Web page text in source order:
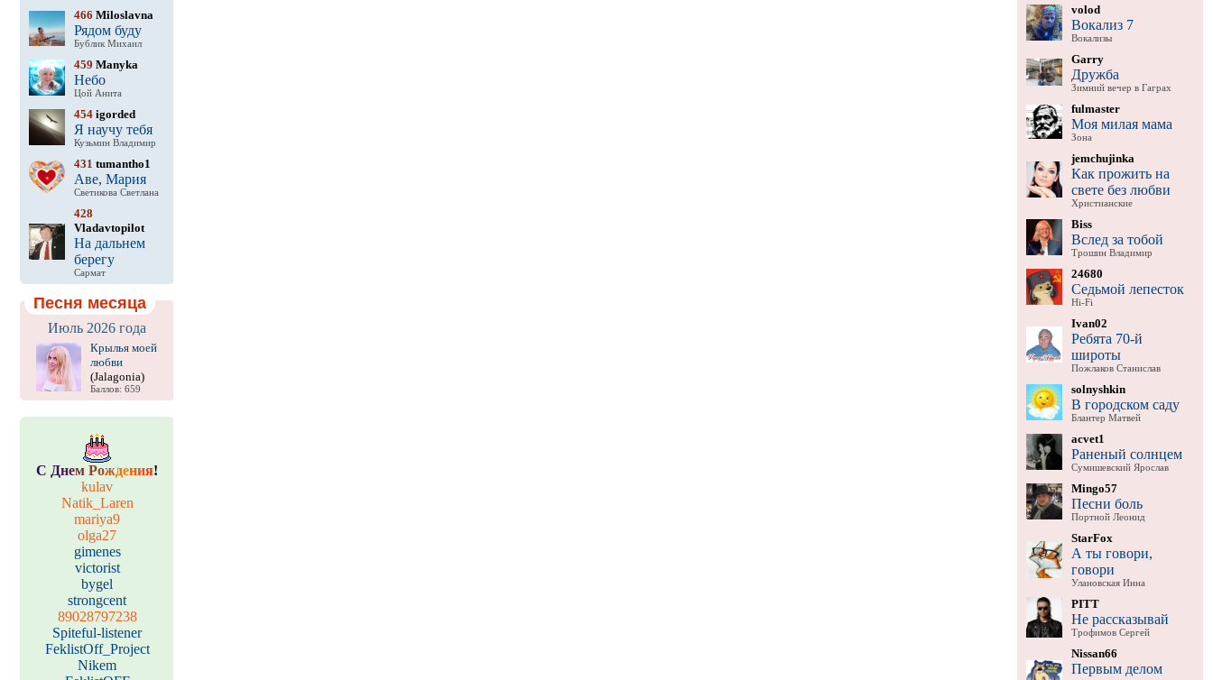
466 Miloslavna
Рядом буду
Бублик Михаил
459 Manyka
Небо
Цой Анита
454igorded
Я научу тебя
Кузьмин Владимир
431 tumantho1
Аве, Мария
Светикова Светлана
428
Vladavtopilot
На дальнем
берегу
Сармат
Песня месяца
Июль 2026 года
Крылья моей
любви
(Jalagonia)
Баллов: 659
С Днем Рождения!
kulav
Natik_Laren
mariya9
olga27
gimenes
victorist
bygel
strongcent
89028797238
Spiteful-listener
FeklistOff_Project
Nikem
volod
Вокализ 7
Вокализы
Garry
Дружба
Зимний вечер в Гаграх
fulmaster
Моя милая мама
Зона
jemchujinka
Как прожить на
свете без любви
Христианские
Biss
Вслед за тобой
Трошин Владимир
24680
Седьмой лепесток
Hi-Fi
Ivan02
Ребята 70-й
широты
Пожлаков Станислав
solnyshkin
В городском саду
Блантер Матвей
acvet1
Раненый солнцем
Сумишевский Ярослав
Mingo57
Песни боль
Портной Леонид
StarFox
А ты говори,
говори
Улановская Инна
PITT
Не рассказывай
Трофимов Сергей
Nissan66
Первым делом